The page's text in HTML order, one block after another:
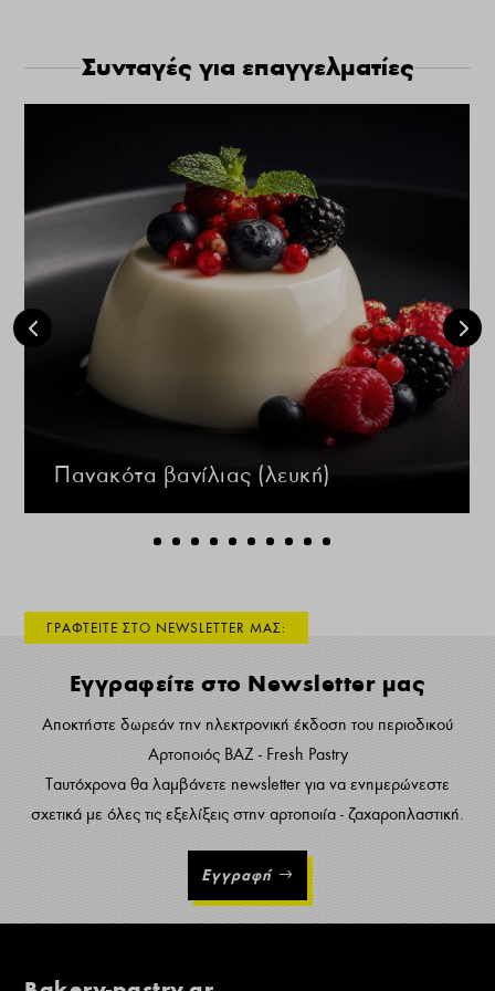
Συνταγές για επαγγελματίες
Πανακότα βανίλιας (λευκή)
ΓΡΑΦΤΕΙΤΕ ΣΤΟ NEWSLETTER ΜΑΣ:
Εγγραφείτε στο Newsletter μας
Αποκτήστε δωρεάν την ηλεκτρονική έκδοση του περιοδικού
Αρτοποιός ΒΑΖ - Fresh Pastry
Ταυτόχρονα θα λαμβάνετε newsletter για να ενημερώνεστε
σχετικά με όλες τις εξελίξεις στην αρτοποιία - ζαχαροπλαστική.
Εγγραφή